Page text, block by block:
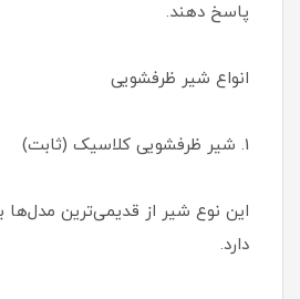
پاسخ دهند.
انواع شیر ظرفشویی
1. شیر ظرفشویی کلاسیک (ثابت)
این نوع شیر از قدیمی‌ترین مدل‌ها
دارد.